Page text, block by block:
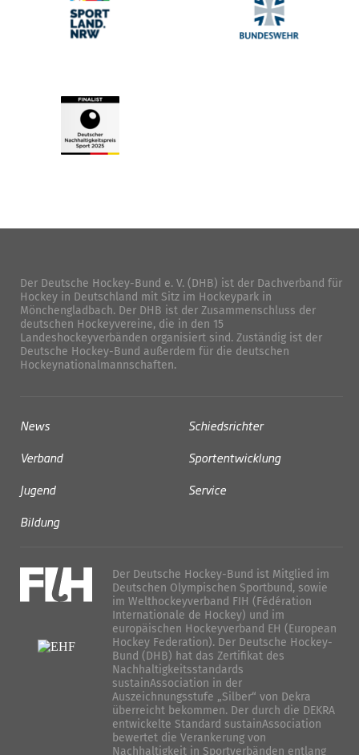
Der Deutsche Hockey-Bund e. V. (DHB) ist der Dachverband für
Hockey in Deutschland mit Sitz im Hockeypark in
Mönchengladbach. Der DHB ist der Zusammenschluss der
deutschen Hockeyvereine, die in den 15
Landeshockeyverbänden organisiert sind. Zuständig ist der
Deutsche Hockey-Bund außerdem für die deutschen
Hockeynationalmannschaften.
News
Verband
Jugend
Bildung
Schiedsrichter
Sportentwicklung
Service
Der Deutsche Hockey-Bund ist Mitglied im
Deutschen Olympischen Sportbund, sowie
im Welthockeyverband FIH (Fédération
Internationale de Hockey) und im
europäischen Hockeyverband EH (European
Hockey Federation). Der Deutsche Hockey-
Bund (DHB) hat das Zertifikat des
Nachhaltigkeitsstandards
sustainAssociation in der
Auszeichnungsstufe „Silber“ von Dekra
überreicht bekommen. Der durch die DEKRA
entwickelte Standard sustainAssociation
bewertet die Verankerung von
Nachhaltigkeit in Sportverbänden entlang